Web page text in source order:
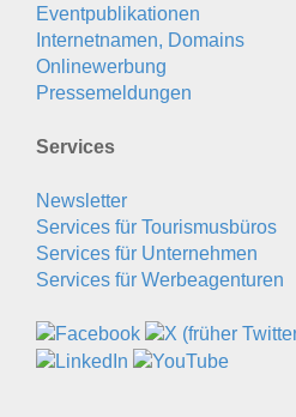
Eventpublikationen
Internetnamen, Domains
Onlinewerbung
Pressemeldungen
Services
Newsletter
Services für Tourismusbüros
Services für Unternehmen
Services für Werbeagenturen